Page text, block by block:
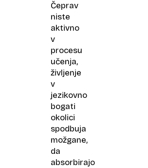
Čeprav
niste
aktivno
v
procesu
učenja,
življenje
v
jezikovno
bogati
okolici
spodbuja
možgane,
da
absorbirajo